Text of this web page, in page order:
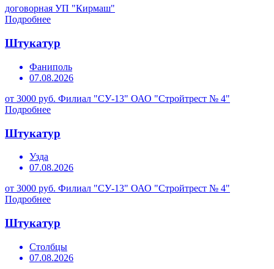
договорная УП "Кирмаш"
Подробнее
Штукатур
Фаниполь
07.08.2026
от 3000 руб. Филиал "СУ-13" ОАО "Стройтрест № 4"
Подробнее
Штукатур
Узда
07.08.2026
от 3000 руб. Филиал "СУ-13" ОАО "Стройтрест № 4"
Подробнее
Штукатур
Столбцы
07.08.2026